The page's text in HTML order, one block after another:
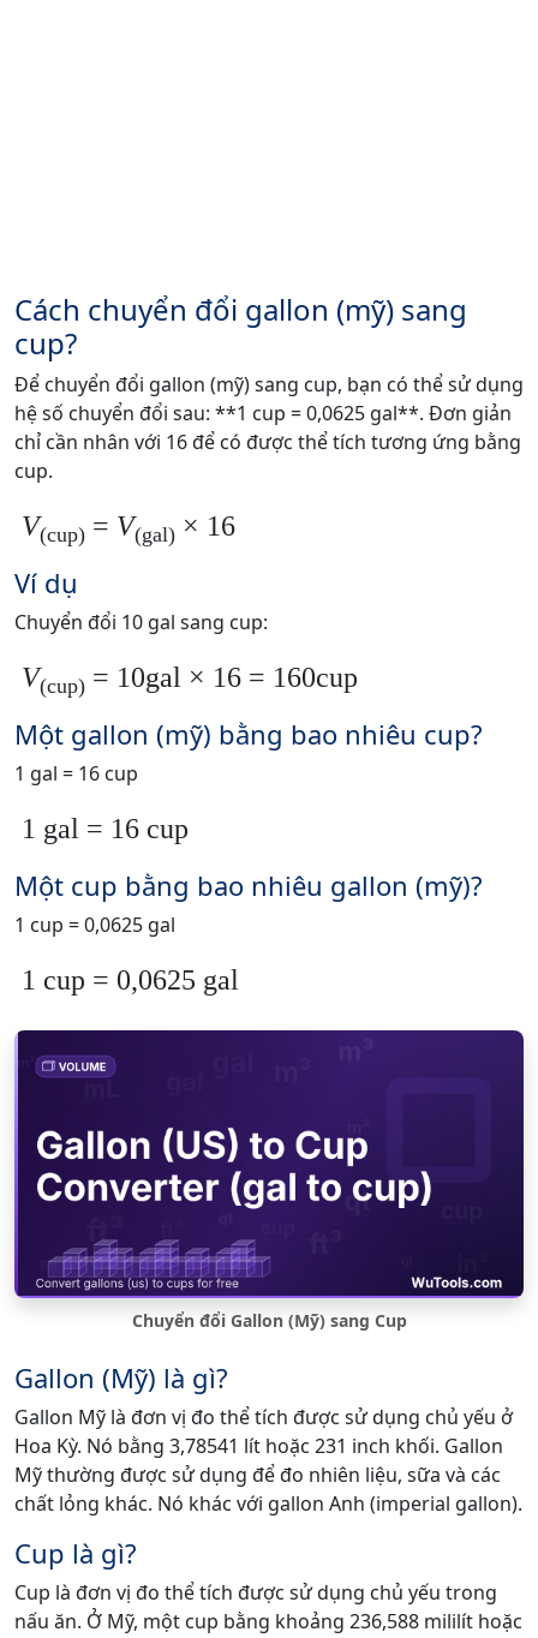
Cách chuyển đổi gallon (mỹ) sang
cup?
Để chuyển đổi gallon (mỹ) sang cup, bạn có thể sử dụng
hệ số chuyển đổi sau: **1 cup = 0,0625 gal**. Đơn giản
chỉ cần nhân với 16 để có được thể tích tương ứng bằng
cup.
V(cup) = V(gal) × 16
Ví dụ
Chuyển đổi 10 gal sang cup:
V(cup) = 10gal × 16 = 160cup
Một gallon (mỹ) bằng bao nhiêu cup?
1 gal = 16 cup
1 gal = 16 cup
Một cup bằng bao nhiêu gallon (mỹ)?
1 cup = 0,0625 gal
1 cup = 0,0625 gal
Chuyển đổi Gallon (Mỹ) sang Cup
Gallon (Mỹ) là gì?
Gallon Mỹ là đơn vị đo thể tích được sử dụng chủ yếu ở
Hoa Kỳ. Nó bằng 3,78541 lít hoặc 231 inch khối. Gallon
Mỹ thường được sử dụng để đo nhiên liệu, sữa và các
chất lỏng khác. Nó khác với gallon Anh (imperial gallon).
Cup là gì?
Cup là đơn vị đo thể tích được sử dụng chủ yếu trong
nấu ăn. Ở Mỹ, một cup bằng khoảng 236,588 mililít hoặc